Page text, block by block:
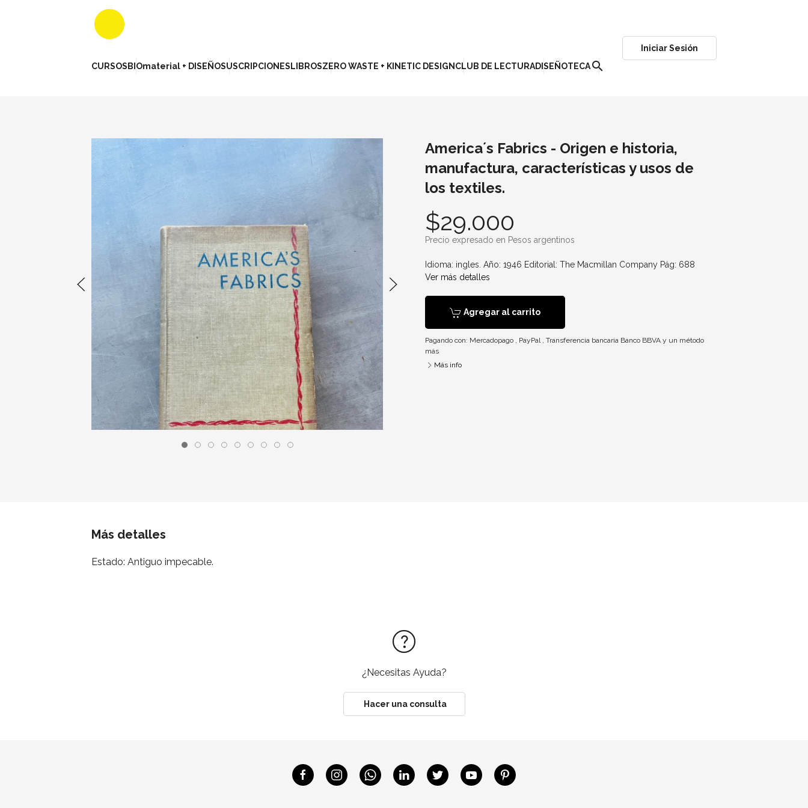
CURSOSBIOmaterial + DISEÑOSUSCRIPCIONESLIBROSZERO WASTE + KINETIC DESIGNCLUB DE LECTURADISEÑOTECAsearch
Iniciar Sesión
America´s Fabrics - Origen e historia,
manufactura, características y usos de
los textiles.
$29.000
Precio expresado en Pesos argentinos
Idioma: ingles. Año: 1946 Editorial: The Macmillan Company Pág: 688
Ver más detalles
Agregar al carrito
Pagando con: Mercadopago , PayPal , Transferencia bancaria Banco BBVA y un método
más
Más info
Más detalles
Estado: Antiguo impecable.
¿Necesitas Ayuda?
Hacer una consulta